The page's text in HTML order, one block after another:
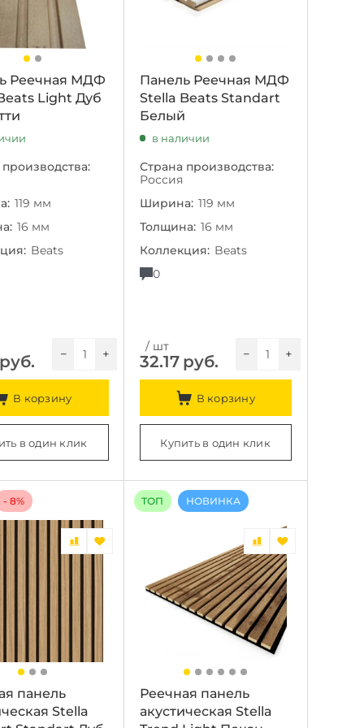
Реечная МДФ
Light Дуб
119 мм
16 мм
Beats
руб. +
−
В корзину
в один клик
Панель Реечная МДФ
Stella Beats Standart
Белый
в наличии
Страна производства:
Россия
Ширина: 119 мм
Толщина: 16 мм
Коллекция: Beats
0
/ шт
32.17 руб. +
−
В корзину
Купить в один клик
- 8%
панель
Stella
ТОП НОВИНКА
Реечная панель
акустическая Stella